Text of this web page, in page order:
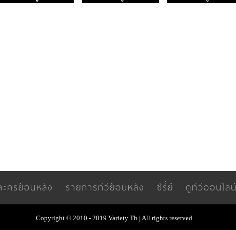
ะครย้อนหลัง รายการทีวีย้อนหลัง ซีรี่ย์ ดูทีวีออนไลน์
Copyright © 2010 - 2019 Variety Th | All rights reserved.